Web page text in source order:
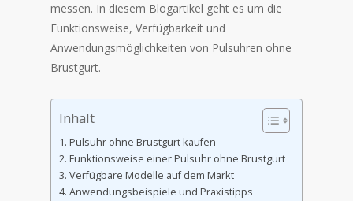
messen. In diesem Blogartikel geht es um die
Funktionsweise, Verfügbarkeit und
Anwendungsmöglichkeiten von Pulsuhren ohne
Brustgurt.
Inhalt
Pulsuhr ohne Brustgurt kaufen
Funktionsweise einer Pulsuhr ohne Brustgurt
Verfügbare Modelle auf dem Markt
Anwendungsbeispiele und Praxistipps